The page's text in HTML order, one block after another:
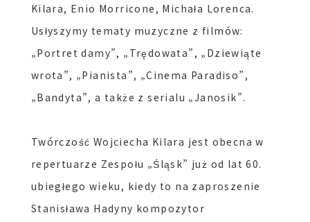
Kilara, Enio Morricone, Michała Lorenca.
Usłyszymy tematy muzyczne z filmów:
„Portret damy”, „Trędowata”, „Dziewiąte
wrota”, „Pianista”, „Cinema Paradiso”,
„Bandyta”, a także z serialu „Janosik”.
Twórczość Wojciecha Kilara jest obecna w
repertuarze Zespołu „Śląsk” już od lat 60.
ubiegłego wieku, kiedy to na zaproszenie
Stanisława Hadyny kompozytor